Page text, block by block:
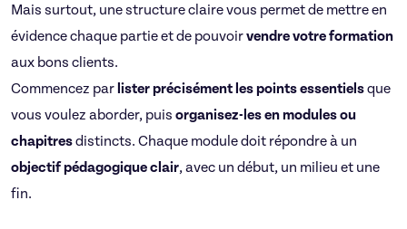
Mais surtout, une structure claire vous permet de mettre en
évidence chaque partie et de pouvoirvendre votre formation
aux bons clients.
Commencez par lister précisément les points essentielsque
vous voulez aborder, puis organisez-les en modules ou
chapitresdistincts. Chaque module doit répondre à un
objectif pédagogique clair, avec un début, un milieu et une
fin.